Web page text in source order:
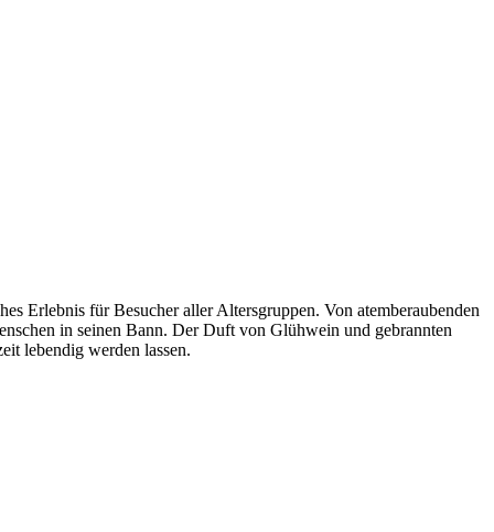
Erlebnis für Besucher aller Altersgruppen. Von atemberaubenden
in seinen Bann. Der Duft von Glühwein und gebrannten
lebendig werden lassen.